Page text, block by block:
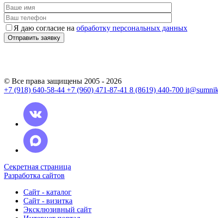
Я даю согласие на обработку персональных данных
© Все права защищены 2005 - 2026
+7 (918) 640-58-44 +7 (960) 471-87-41 8 (8619) 440-700
Секретная страница
Разработка сайтов
Сайт - каталог
Сайт - визитка
Эксклюзивный сайт